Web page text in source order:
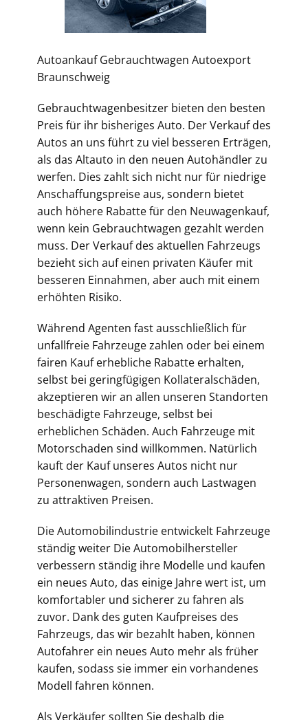
Autoankauf Gebrauchtwagen Autoexport
Braunschweig
Gebrauchtwagenbesitzer bieten den besten
Preis für ihr bisheriges Auto. Der Verkauf des
Autos an uns führt zu viel besseren Erträgen,
als das Altauto in den neuen Autohändler zu
werfen. Dies zahlt sich nicht nur für niedrige
Anschaffungspreise aus, sondern bietet
auch höhere Rabatte für den Neuwagenkauf,
wenn kein Gebrauchtwagen gezahlt werden
muss. Der Verkauf des aktuellen Fahrzeugs
bezieht sich auf einen privaten Käufer mit
besseren Einnahmen, aber auch mit einem
erhöhten Risiko.
Während Agenten fast ausschließlich für
unfallfreie Fahrzeuge zahlen oder bei einem
fairen Kauf erhebliche Rabatte erhalten,
selbst bei geringfügigen Kollateralschäden,
akzeptieren wir an allen unseren Standorten
beschädigte Fahrzeuge, selbst bei
erheblichen Schäden. Auch Fahrzeuge mit
Motorschaden sind willkommen. Natürlich
kauft der Kauf unseres Autos nicht nur
Personenwagen, sondern auch Lastwagen
zu attraktiven Preisen.
Die Automobilindustrie entwickelt Fahrzeuge
ständig weiter Die Automobilhersteller
verbessern ständig ihre Modelle und kaufen
ein neues Auto, das einige Jahre wert ist, um
komfortabler und sicherer zu fahren als
zuvor. Dank des guten Kaufpreises des
Fahrzeugs, das wir bezahlt haben, können
Autofahrer ein neues Auto mehr als früher
kaufen, sodass sie immer ein vorhandenes
Modell fahren können.
Als Verkäufer sollten Sie deshalb die